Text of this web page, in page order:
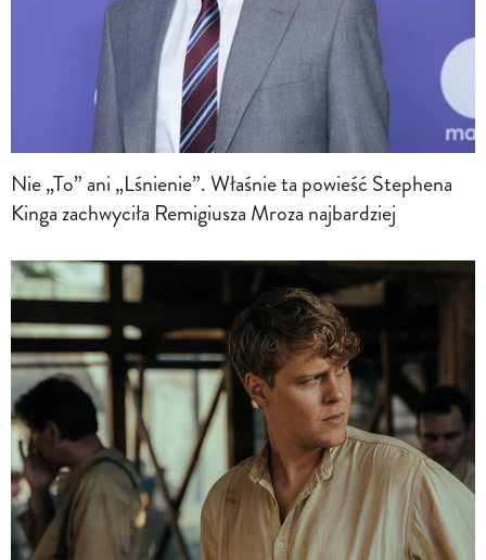
Nie „To” ani „Lśnienie”. Właśnie ta powieść Stephena
Kinga zachwyciła Remigiusza Mroza najbardziej